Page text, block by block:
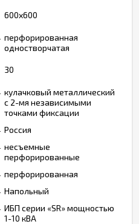
600х600
перфорированная
одностворчатая
30
кулачковый металлический
с 2-мя независимыми
точками фиксации
Россия
несъемные
перфорированные
перфорированная
Напольный
ИБП серии «SR» мощностью
1-10 кВА